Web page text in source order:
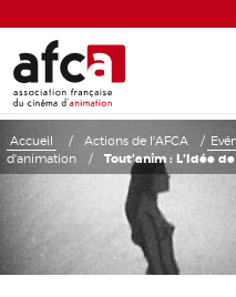
Accueil / Actions de l'AFCA /
d'animation
/ Tout'anim : L'Idée